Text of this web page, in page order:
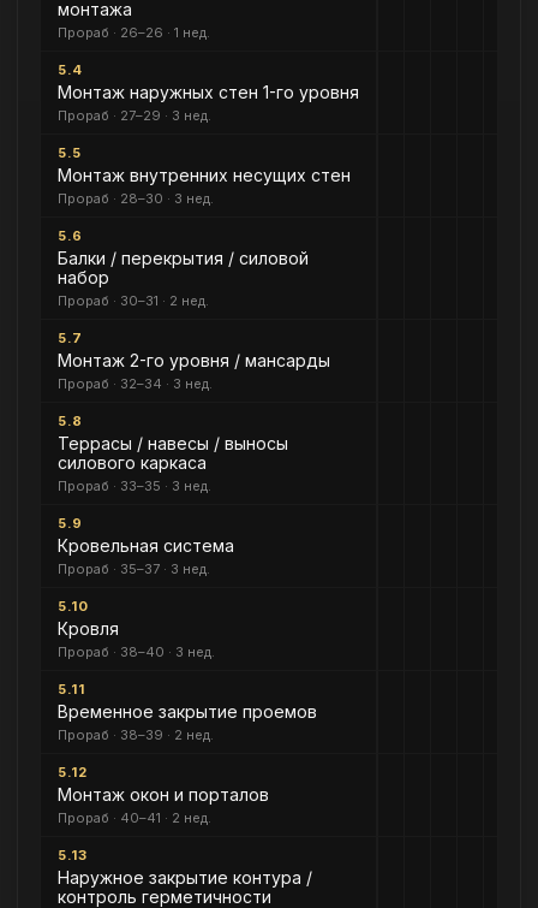
монтажа
Прораб · 26–26 · 1 нед.
5.4
Монтаж наружных стен 1-го уровня
Прораб · 27–29 · 3 нед.
5.5
Монтаж внутренних несущих стен
Прораб · 28–30 · 3 нед.
5.6
Балки / перекрытия / силовой
набор
Прораб · 30–31 · 2 нед.
5.7
Монтаж 2-го уровня / мансарды
Прораб · 32–34 · 3 нед.
5.8
Террасы / навесы / выносы
силового каркаса
Прораб · 33–35 · 3 нед.
5.9
Кровельная система
Прораб · 35–37 · 3 нед.
5.10
Кровля
Прораб · 38–40 · 3 нед.
5.11
Временное закрытие проемов
Прораб · 38–39 · 2 нед.
5.12
Монтаж окон и порталов
Прораб · 40–41 · 2 нед.
5.13
Наружное закрытие контура /
контроль герметичности